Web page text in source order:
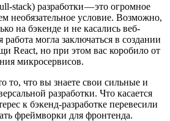
stack) разработки — это огромное
необязательное условие. Возможно,
на бэкенде и не касались веб-
могла заключаться в создании
React, но при этом вас коробило от
микросервисов.
то, что вы знаете свои сильные и
разработки. Что касается
к бэкенд-разработке перевесили
фреймворки для фронтенда.